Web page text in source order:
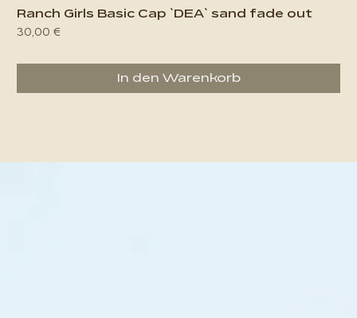
Ranch Girls Basic Cap `DEA` sand fade out
Preis
30,00 €
In den Warenkorb